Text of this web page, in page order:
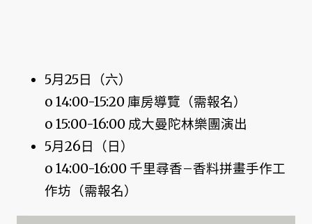
5月25日（六）
o 14:00-15:20 庫房導覽（需報名）
o 15:00-16:00 成大曼陀林樂團演出
5月26日（日）
o 14:00-16:00 千里尋香–香料拼畫手作工
作坊（需報名）